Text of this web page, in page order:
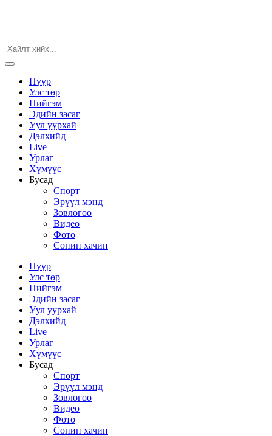
Нүүр
Улс төр
Нийгэм
Эдийн засаг
Уул уурхай
Дэлхийд
Live
Урлаг
Хүмүүс
Бусад
Спорт
Эрүүл мэнд
Зөвлөгөө
Видео
Фото
Сонин хачин
Нүүр
Улс төр
Нийгэм
Эдийн засаг
Уул уурхай
Дэлхийд
Live
Урлаг
Хүмүүс
Бусад
Спорт
Эрүүл мэнд
Зөвлөгөө
Видео
Фото
Сонин хачин